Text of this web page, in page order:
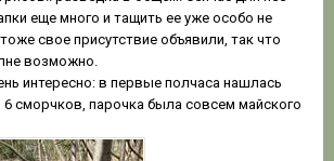
еще много и тащить ее уже особо не
свое присутствие объявили, так что
возможно.
интересно: в первые полчаса нашлась
6 сморчков, парочка была совсем майского